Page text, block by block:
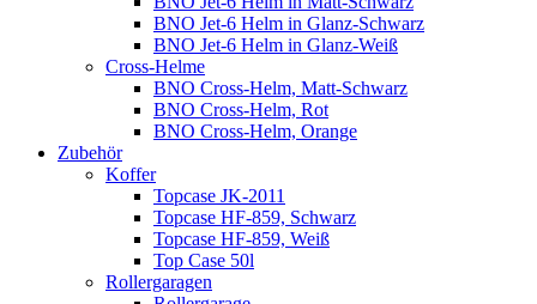
BNO Jet-6 Helm in Glanz-Schwarz
BNO Jet-6 Helm in Glanz-Weiß
Cross-Helme
BNO Cross-Helm, Matt-Schwarz
BNO Cross-Helm, Rot
BNO Cross-Helm, Orange
Zubehör
Koffer
Topcase JK-2011
Topcase HF-859, Schwarz
Topcase HF-859, Weiß
Top Case 50l
Rollergaragen